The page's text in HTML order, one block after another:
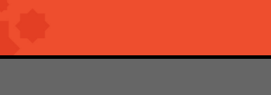
Gigi Warna Putih Fase 2 ini adalah tingkat
Balsem Gigi Pelatih Gigi secara bertahap.